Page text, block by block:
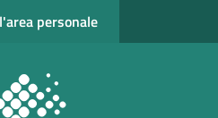
personale